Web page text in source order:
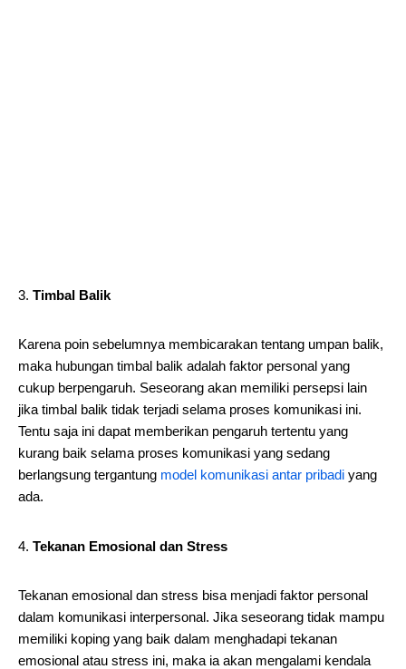
Timbal Balik
Karena poin sebelumnya membicarakan tentang umpan balik,
maka hubungan timbal balik adalah faktor personal yang
cukup berpengaruh. Seseorang akan memiliki persepsi lain
jika timbal balik tidak terjadi selama proses komunikasi ini.
Tentu saja ini dapat memberikan pengaruh tertentu yang
kurang baik selama proses komunikasi yang sedang
berlangsung tergantung model komunikasi antar pribadi yang
ada.
Tekanan Emosional dan Stress
Tekanan emosional dan stress bisa menjadi faktor personal
dalam komunikasi interpersonal. Jika seseorang tidak mampu
memiliki koping yang baik dalam menghadapi tekanan
emosional atau stress ini, maka ia akan mengalami kendala